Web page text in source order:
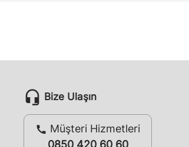
headset_mic Bize Ulaşın
call Müşteri Hizmetleri
0850 420 60 60